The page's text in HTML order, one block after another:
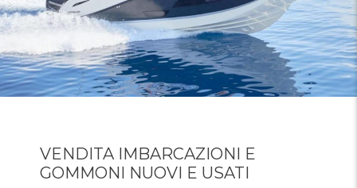
VENDITA IMBARCAZIONI E
GOMMONI NUOVI E USATI